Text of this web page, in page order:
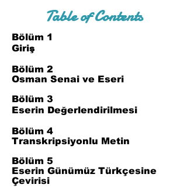
Table of Contents
Bölüm 1
Giriş
Bölüm 2
Osman Senai ve Eseri
Bölüm 3
Eserin Değerlendirilmesi
Bölüm 4
Transkripsiyonlu Metin
Bölüm 5
Eserin Günümüz Türkçesine
Çevirisi